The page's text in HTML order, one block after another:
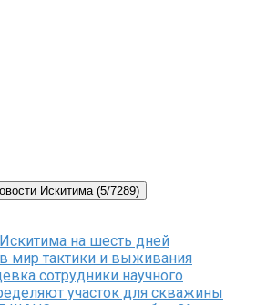
Искитима (5/7289)
на шесть дней
мир тактики и выживания
сотрудники научного
участок для скважины